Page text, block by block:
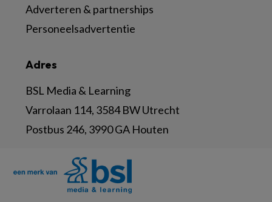
Adres
BSL Media & Learning
Varrolaan 114, 3584 BW Utrecht
Postbus 246, 3990 GA Houten
Adverteren & partnerships
Personeelsadvertentie